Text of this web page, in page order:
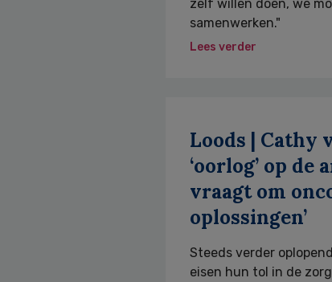
zelf willen doen, we
samenwerken."
Lees verder
Loods | Cathy
‘oorlog’ op
vraagt om
oplossingen’
Steeds verder
eisen hun tol in de